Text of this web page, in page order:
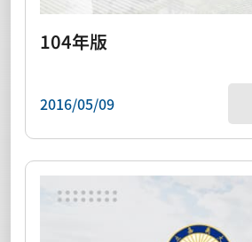
104年版
2016/05/09